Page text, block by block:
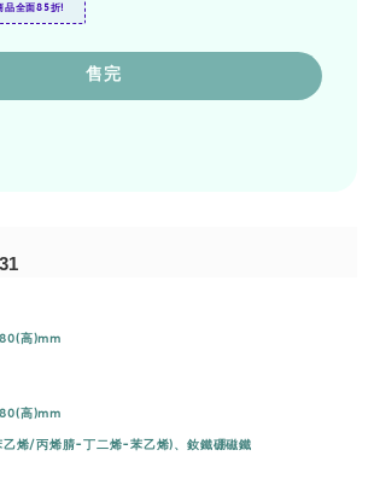
品全面85折!
售完
高)mm
高)mm
乙烯/丙烯腈-丁二烯-苯乙烯)、釹鐵硼磁鐵